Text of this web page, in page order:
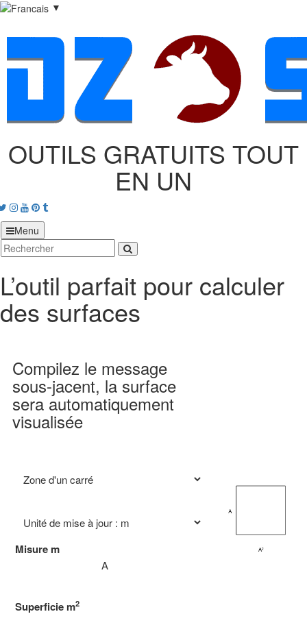
▼
OUTILS GRATUITS TOUT
EN UN
Twitter
Instagram
Youtube
Pinterest
tumblr
Menu
L’outil parfait pour calculer
des surfaces
Compilez le message
sous-jacent, la surface
sera automatiquement
visualisée
Misure m
Superficie m2